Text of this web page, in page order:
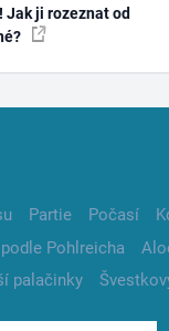
Jak ji rozeznat od
Partie Počasí
Pohlreicha
palačinky